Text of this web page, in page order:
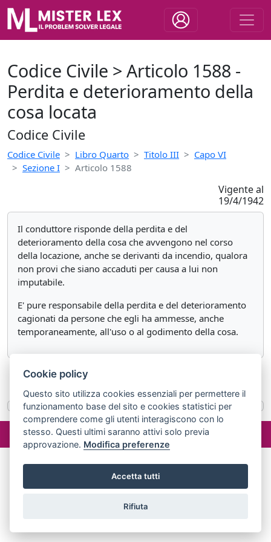
Codice Civile > Articolo 1588 -
Perdita e deterioramento della
cosa locata
Codice Civile
Codice Civile Libro Quarto Titolo III
Capo VI
Sezione I
Articolo 1588
Vigente al
19/4/1942
Il conduttore risponde della perdita e del
deterioramento della cosa che avvengono nel corso
della locazione, anche se derivanti da incendio, qualora
non provi che siano accaduti per causa a lui non
imputabile.
E' pure responsabile della perdita e del deterioramento
cagionati da persone che egli ha ammesse, anche
temporaneamente, all'uso o al godimento della cosa.
«Articolo 1587
©2024 misterlex.it -redazione@misterlex.it-Privacy
02029690472
Cookie policy
Questo sito utilizza cookies essenziali per permettere il
funzionamento base del sito e cookies statistici per
comprendere come gli utenti interagiscono con lo
stesso. Questi ultimi saranno attivi solo previa
approvazione. Modifica preferenze
Accetta tutti
Rifiuta